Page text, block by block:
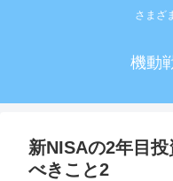
さまざ
機動
新NISAの2年目
べきこと2